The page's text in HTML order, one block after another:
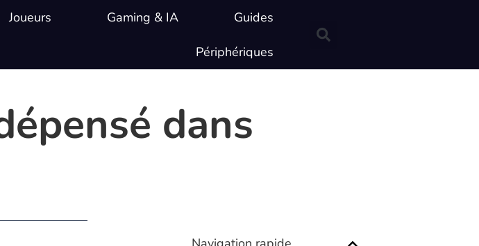
Joueurs Gaming & IA Guides
Périphériques
dans